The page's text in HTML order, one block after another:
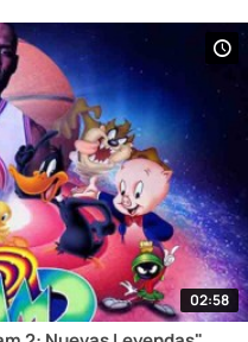
02:58